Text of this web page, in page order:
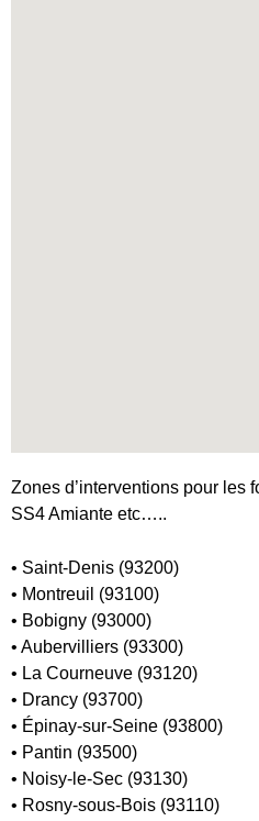
Zones d’interventions pour les
SS4 Amiante etc…..
• Saint-Denis (93200)
• Montreuil (93100)
• Bobigny (93000)
• Aubervilliers (93300)
• La Courneuve (93120)
• Drancy (93700)
• Épinay-sur-Seine (93800)
• Pantin (93500)
• Noisy-le-Sec (93130)
• Rosny-sous-Bois (93110)